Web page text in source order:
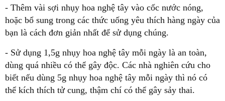
- Thêm vài sợi nhụy hoa nghệ tây vào cốc nước nóng,
hoặc bổ sung trong các thức uống yêu thích hàng ngày của
bạn là cách đơn giản nhất để sử dụng chúng.
- Sử dụng 1,5g nhụy hoa nghệ tây mỗi ngày là an toàn,
dùng quá nhiều có thể gây độc. Các nhà nghiên cứu cho
biết nếu dùng 5g nhụy hoa nghệ tây mỗi ngày thì nó có
thể kích thích tử cung, thậm chí có thể gây sảy thai.